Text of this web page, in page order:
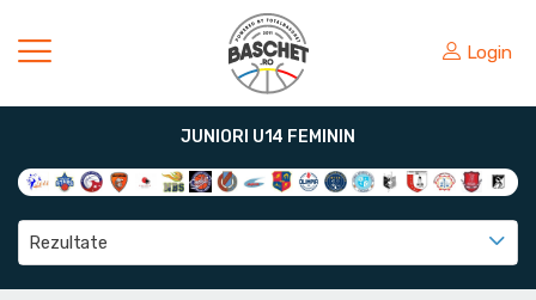
Login
JUNIORI U14 FEMININ
Rezultate